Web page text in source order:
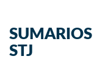
SUMARIOS
STJ